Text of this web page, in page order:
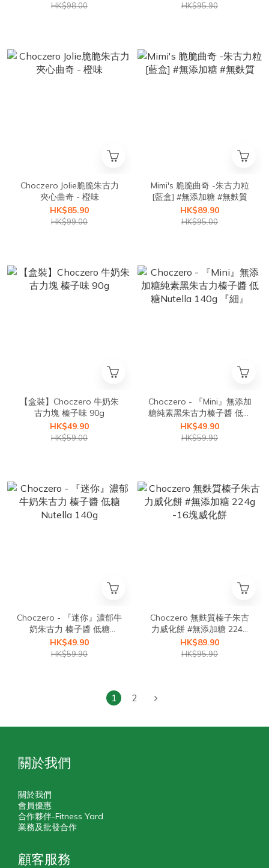
HK$98.00 HK$95.90
Choczero Jolie脆脆朱古力
夾心曲奇 - 橙味
HK$85.90
HK$99.00
Mimi's 脆脆曲奇 -朱古力粒
[藍盒] #無添加糖 #無麩質
HK$89.90
HK$95.00
【盒裝】Choczero 牛奶朱
古力塊 榛子味 90g
HK$49.90
HK$59.00
Choczero - 『Mini』無添加
糖純素黑朱古力榛子醬 低糖
Nutella 140g 『細』
HK$49.90
HK$59.90
Choczero - 『迷你』濃郁牛
奶朱古力 榛子醬 低糖
Nutella 140g
HK$49.90
HK$59.90
Choczero 無麩質榛子朱古
力威化餅 #無添加糖 224g
-16塊威化餅
HK$89.90
HK$95.90
1 2
關於我們
關於我們
會員優惠
合作夥伴-Fitness Yard
業務及批發合作
顧客服務